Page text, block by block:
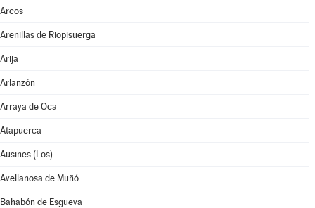
Arcos
Arenillas de Riopisuerga
Arija
Arlanzón
Arraya de Oca
Atapuerca
Ausines (Los)
Avellanosa de Muñó
Bahabón de Esgueva